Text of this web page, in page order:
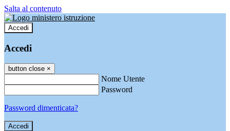
Salta al contenuto
Accedi
Accedi
button close ×
Nome Utente
Password
Password dimenticata?